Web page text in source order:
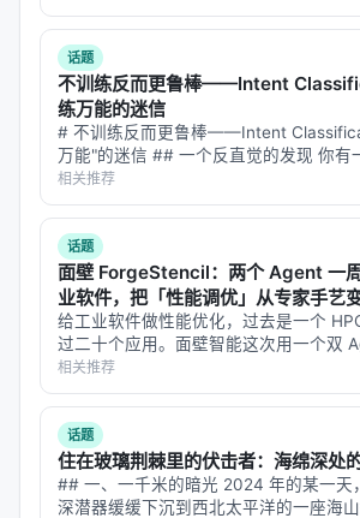
于 AI 引擎引用...
话题
不训练反而更鲁棒——Intent
练万能的迷信
# 不训练反而更鲁棒——Intent
万能"的迷信 ## 一个反直觉的发现 你有
型，想让它做意图分类——给定用户输入
问题、编程问题、还...
相关推荐
话题
面壁 ForgeStencil：两个 Agent 一
业软件，把「性能调优」从专家手艺
给工业软件做性能优化，过去是一个
过二十个应用。面壁智能这次用一个双
这件事压到了一周一百多个。 8 月 4 日
OpenBMB 开源社区发布 F...
相关推荐
话题
住在玻璃荆棘里的伏击者：海绵深处
## 一、一千米的暗光 2024 年的某一天
深潜器缓缓下沉到西北太平洋的一座海